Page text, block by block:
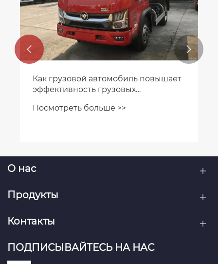
Как грузовой автомобиль повышает
эффективность грузовых
Посмотреть больше >>
 
О нас
Продукты
Контакты
ПОДПИСЫВАЙТЕСЬ НА НАС